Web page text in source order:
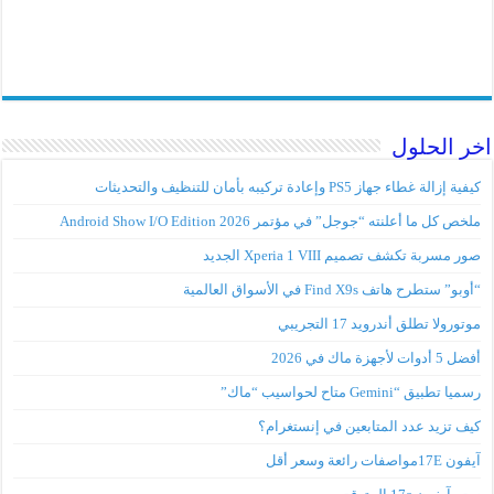
اخر الحلول
كيفية إزالة غطاء جهاز PS5 وإعادة تركيبه بأمان للتنظيف والتحديثات
ملخص كل ما أعلنته “جوجل” في مؤتمر Android Show I/O Edition 2026
صور مسربة تكشف تصميم Xperia 1 VIII الجديد
“أوبو” ستطرح هاتف Find X9s في الأسواق العالمية
موتورولا تطلق أندرويد 17 التجريبي
أفضل 5 أدوات لأجهزة ماك في 2026
رسميا تطبيق “Gemini متاح لحواسيب “ماك”
كيف تزيد عدد المتابعين في إنستغرام؟
آيفون 17Eمواصفات رائعة وسعر أقل